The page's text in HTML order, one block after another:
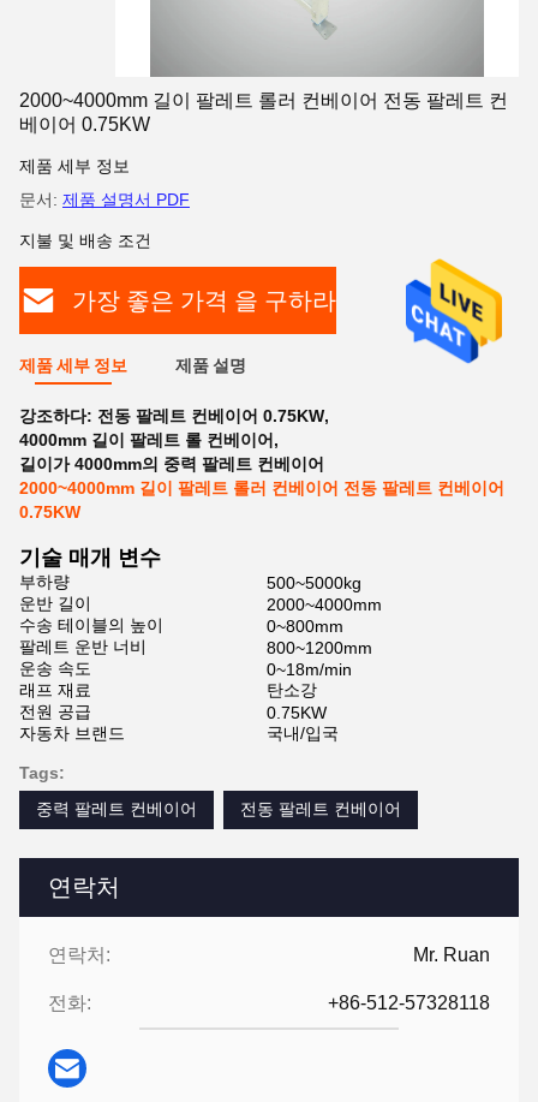
연락처
연락처: Mr. Ruan
전화: +86-512-57328118
2000~4000mm 길이 팔레트 롤러 컨베이어 전동 팔레트 컨
베이어 0.75KW
제품 세부 정보
문서: 제품 설명서 PDF
지불 및 배송 조건
가장 좋은 가격 을 구하라
제품 세부 정보 제품 설명
강조하다: 전동 팔레트 컨베이어 0.75KW,
4000mm 길이 팔레트 롤 컨베이어 ,
길이가 4000mm의 중력 팔레트 컨베이어
2000~4000mm 길이 팔레트 롤러 컨베이어 전동 팔레트 컨베이어
0.75KW
기술 매개 변수
부하량
500~5000kg
운반 길이
2000~4000mm
수송 테이블의 높이
0~800mm
팔레트 운반 너비
800~1200mm
운송 속도
0~18m/min
래프 재료
탄소강
전원 공급
0.75KW
자동차 브랜드
국내/입국
Tags:
중력 팔레트 컨베이어
전동 팔레트 컨베이어